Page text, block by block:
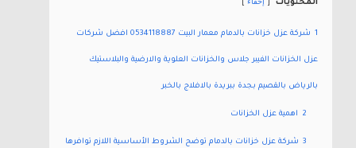
المحتويات
شركة عزل خزانات بالدمام معمار البيت 0534118887 افضل شركات
عزل الخزانات الفيبر جلاس والخزانات العلوية والارضية والبلاستيك
بالرياض بالقصيم بجدة ببريدة بالافلاج بالخبر
اهمية عزل الخزانات
شركة عزل خزانات بالدمام توضح الشروط الأساسية اللازم توافرها